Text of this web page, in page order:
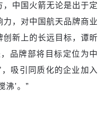
中国火箭无论是出于定
，对中国航天品牌商业
新上的长远目标，谭昕
品牌部将目标定位为中
，吸引同质化的企业加入
沸’。”